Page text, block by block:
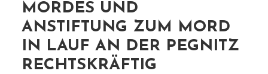
MORDES UND
ANSTIFTUNG ZUM MORD
IN LAUF AN DER PEGNITZ
RECHTSKRÄFTIG